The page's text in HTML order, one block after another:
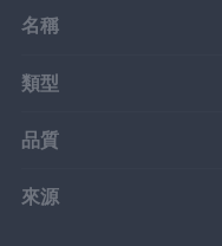
名稱
類型
品質
來源